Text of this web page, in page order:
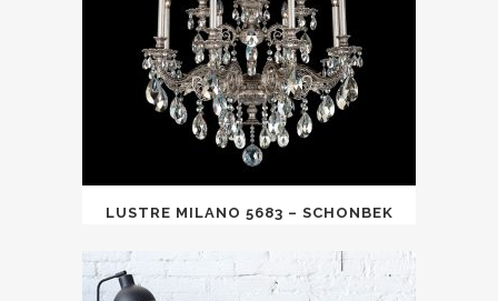
LUSTRE MILANO 5683 – SCHONBEK